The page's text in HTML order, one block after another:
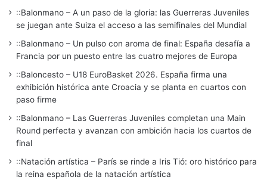
::Balonmano – A un paso de la gloria: las Guerreras Juveniles
se juegan ante Suiza el acceso a las semifinales del Mundial
::Balonmano – Un pulso con aroma de final: España desafía a
Francia por un puesto entre las cuatro mejores de Europa
::Baloncesto – U18 EuroBasket 2026. España firma una
exhibición histórica ante Croacia y se planta en cuartos con
paso firme
::Balonmano – Las Guerreras Juveniles completan una Main
Round perfecta y avanzan con ambición hacia los cuartos de
final
::Natación artística – París se rinde a Iris Tió: oro histórico para
la reina española de la natación artística